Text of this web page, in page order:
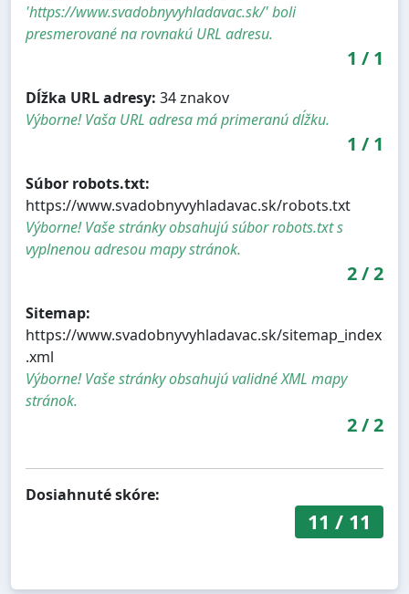
'https://www.svadobnyvyhladavac.sk/' boli
presmerované na rovnakú URL adresu.
1 / 1
Dĺžka URL adresy: 34 znakov
Výborne! Vaša URL adresa má primeranú dĺžku.
1 / 1
Súbor robots.txt:
https://www.svadobnyvyhladavac.sk/robots.txt
Výborne! Vaše stránky obsahujú súbor robots.txt s
vyplnenou adresou mapy stránok.
2/2
Sitemap:
https://www.svadobnyvyhladavac.sk/sitemap_index
.xml
Výborne! Vaše stránky obsahujú validné XML mapy
stránok.
2/2
Dosiahnuté skóre:
11 / 11